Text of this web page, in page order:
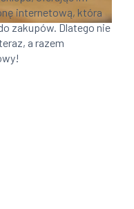
internetową, która
zakupów. Dlatego nie
a razem